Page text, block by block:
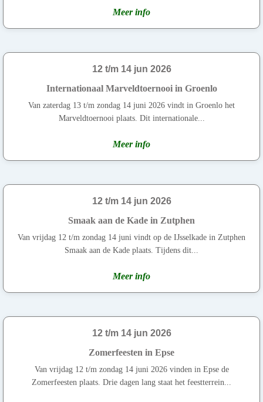
Meer info
12 t/m 14 jun 2026
Internationaal Marveldtoernooi in Groenlo
Van zaterdag 13 t/m zondag 14 juni 2026 vindt in Groenlo het
Marveldtoernooi plaats. Dit internationale...
Meer info
12 t/m 14 jun 2026
Smaak aan de Kade in Zutphen
Van vrijdag 12 t/m zondag 14 juni vindt op de IJsselkade in Zutphen
Smaak aan de Kade plaats. Tijdens dit...
Meer info
12 t/m 14 jun 2026
Zomerfeesten in Epse
Van vrijdag 12 t/m zondag 14 juni 2026 vinden in Epse de
Zomerfeesten plaats. Drie dagen lang staat het feestterrein...